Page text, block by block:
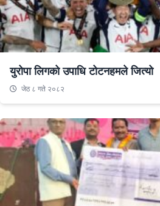
युरोपा लिगको उपाधि टोटनहमले जित्यो
जेठ ८ गते २०८२